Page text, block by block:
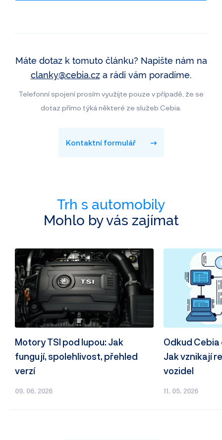
Máte dotaz k tomuto článku? Napište nám na
clanky@cebia.cza rádi vám poradíme.
Telefonní spojení prosím využijte pouze v případě, že se
dotaz přímo týká některé ze služeb Cebia.
Kontaktní formulář
Trh s automobily
Mohlo by vás zajímat
09. 06. 2026
Motory TSI pod lupou: Jak
fungují, spolehlivost, přehled
verzí
11. 05. 2026
Odkud
Jak vznikají
vozidel